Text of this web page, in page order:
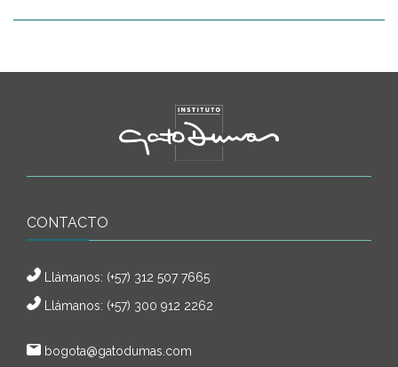
CONTACTO
Llámanos: (+57) 312 507 7665
Llámanos: (+57) 300 912 2262
bogota@gatodumas.com